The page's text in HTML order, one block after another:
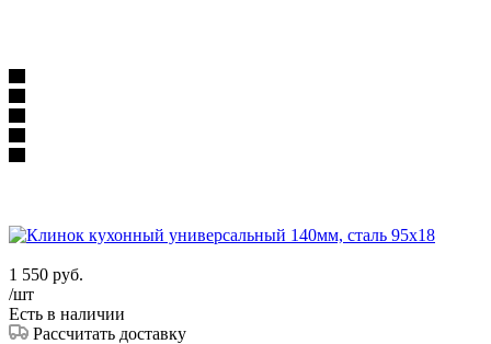
1 550 руб.
/шт
Есть в наличии
Рассчитать доставку